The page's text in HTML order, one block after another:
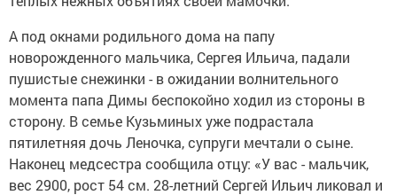
А под окнами родильного дома на папу
новорожденного мальчика, Сергея Ильича, падали
пушистые снежинки - в ожидании волнительного
момента папа Димы беспокойно ходил из стороны в
сторону. В семье Кузьминых уже подрастала
пятилетняя дочь Леночка, супруги мечтали о сыне.
Наконец медсестра сообщила отцу: «У вас - мальчик,
вес 2900, рост 54 см. 28-летний Сергей Ильич ликовал и